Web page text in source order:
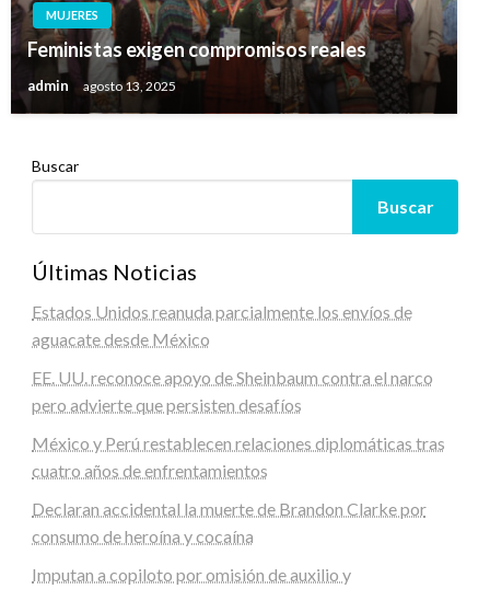
MUJERES
Feministas exigen compromisos reales
admin agosto 13, 2025
Buscar
Buscar
Últimas Noticias
Estados Unidos reanuda parcialmente los envíos de
aguacate desde México
EE. UU. reconoce apoyo de Sheinbaum contra el narco
pero advierte que persisten desafíos
México y Perú restablecen relaciones diplomáticas tras
cuatro años de enfrentamientos
Declaran accidental la muerte de Brandon Clarke por
consumo de heroína y cocaína
Imputan a copiloto por omisión de auxilio y